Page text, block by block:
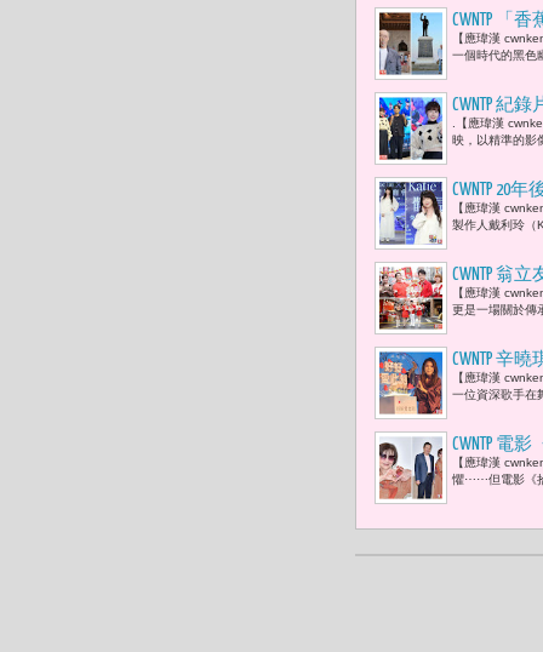
CWNTP 「
生的武器
【應瑋漢
一個時代的黑色
CWNTP 紀
軍時刻 曾
.【應瑋漢
映，以精準的影
CWNTP
的全新單曲
【應瑋漢
製作人戴利玲（
CWNTP 翁
康，就是
【應瑋漢
更是一場關於傳
CWNTP 辛
了。」
【應瑋漢
一位資深歌手在
CWNTP 電
命裡失去
【應瑋漢
懼⋯⋯但電影《